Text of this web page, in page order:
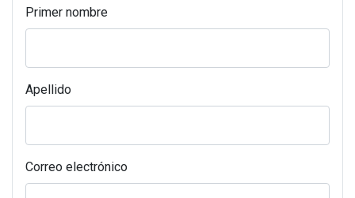
Primer nombre
Apellido
Correo electrónico